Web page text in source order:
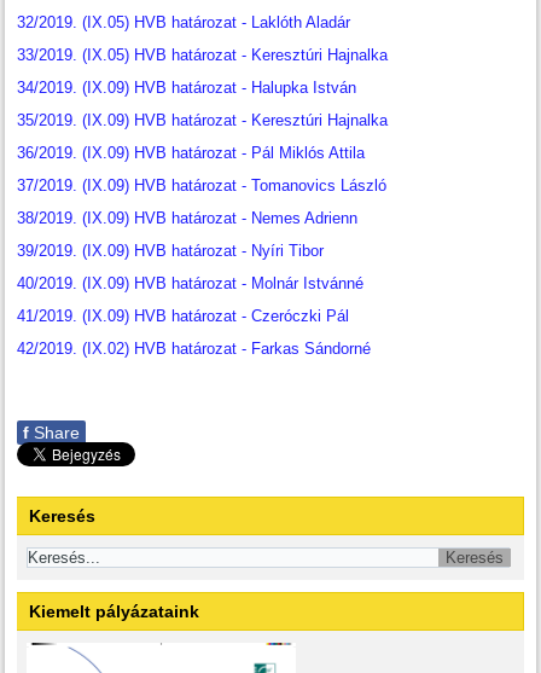
32/2019. (IX.05) HVB határozat - Laklóth Aladár
33/2019. (IX.05) HVB határozat - Keresztúri Hajnalka
34/2019. (IX.09) HVB határozat - Halupka István
35/2019. (IX.09) HVB határozat - Keresztúri Hajnalka
36/2019. (IX.09) HVB határozat - Pál Miklós Attila
37/2019. (IX.09) HVB határozat - Tomanovics László
38/2019. (IX.09) HVB határozat - Nemes Adrienn
39/2019. (IX.09) HVB határozat - Nyíri Tibor
40/2019. (IX.09) HVB határozat - Molnár Istvánné
41/2019. (IX.09) HVB határozat - Czeróczki Pál
42/2019. (IX.02) HVB határozat - Farkas Sándorné
f Share
Keresés
Kiemelt pályázataink